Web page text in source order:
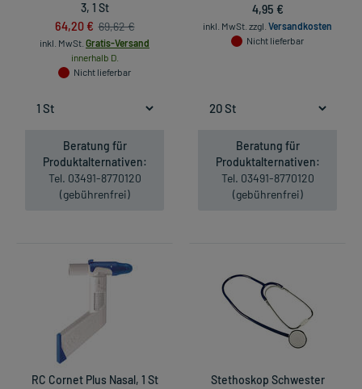
3, 1 St
64,20 € 69,62 €
inkl. MwSt. Gratis-Versand
innerhalb D.
Nicht lieferbar
Beratung für
Produktalternativen:
Tel. 03491-8770120
(gebührenfrei)
4,95 €
inkl. MwSt. zzgl. Versandkosten
Nicht lieferbar
Beratung für
Produktalternativen:
Tel. 03491-8770120
(gebührenfrei)
RC Cornet Plus Nasal, 1 St
Stethoskop Schwester